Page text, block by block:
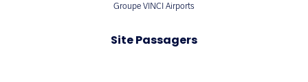
Groupe VINCI Airports
Site Passagers